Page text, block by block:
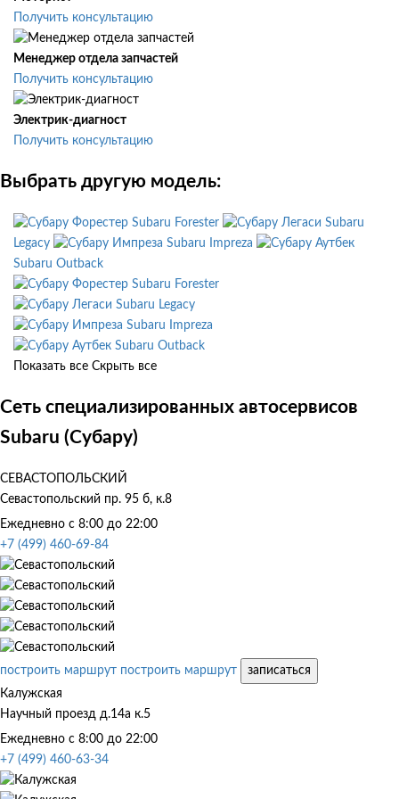
Получить консультацию
Менеджер отдела запчастей
Получить консультацию
Электрик-диагност
Получить консультацию
Выбрать другую модель:
Subaru Forester
Subaru
Legacy
Subaru Impreza
Subaru Outback
Subaru Forester
Subaru Legacy
Subaru Impreza
Subaru Outback
Показать все Скрыть все
Сеть специализированных автосервисов
Subaru (Субару)
СЕВАСТОПОЛЬСКИЙ
Севастопольский пр. 95 б, к.8
Ежедневно с 8:00 до 22:00
+7 (499) 460-69-84
построить маршрут построить маршрут
записаться
Калужская
Научный проезд д.14а к.5
Ежедневно с 8:00 до 22:00
+7 (499) 460-63-34